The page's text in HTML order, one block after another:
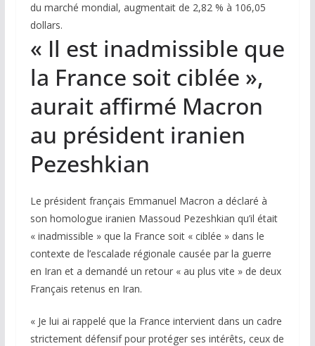
du marché mondial, augmentait de 2,82 % à 106,05
dollars.
« Il est inadmissible que
la France soit ciblée »,
aurait affirmé Macron
au président iranien
Pezeshkian
Le président français Emmanuel Macron a déclaré à
son homologue iranien Massoud Pezeshkian qu’il était
« inadmissible » que la France soit « ciblée » dans le
contexte de l’escalade régionale causée par la guerre
en Iran et a demandé un retour « au plus vite » de deux
Français retenus en Iran.
« Je lui ai rappelé que la France intervient dans un cadre
strictement défensif pour protéger ses intérêts, ceux de